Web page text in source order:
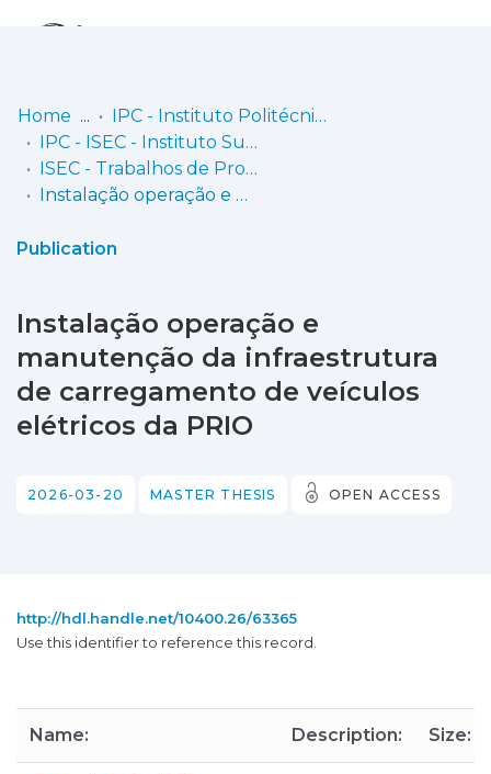
Communities
& Collections
Statistics
Home
IPC - Instituto Politécnico de Coimbra
IPC - ISEC - Instituto Superior de Engenharia de Coimbra
ISEC - Trabalhos de Projeto | Relatórios de Estágio | Projetos de Investigação
Instalação operação e manutenção da infraestrutura de carregamento de veículos elétricos da PRIO
Publication
Instalação operação e
manutenção da infraestrutura
de carregamento de veículos
elétricos da PRIO
2026-03-20 MASTER THESIS OPEN ACCESS
http://hdl.handle.net/10400.26/63365
Use this identifier to reference this record.
Name: Description: Size: